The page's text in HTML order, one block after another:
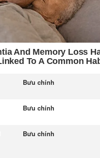
Bưu chính
Bưu chính
Bưu chính